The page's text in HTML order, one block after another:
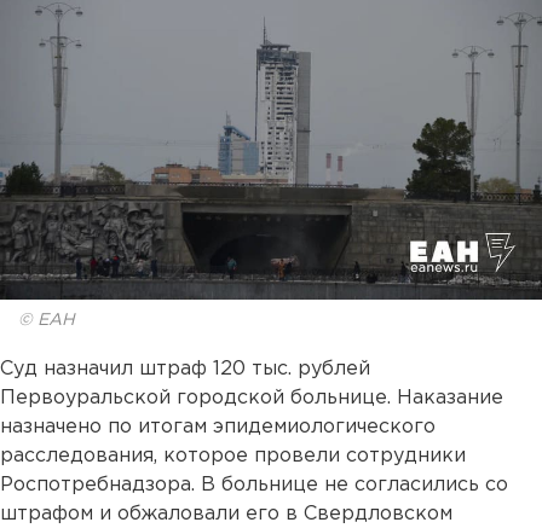
© ЕАН
Суд назначил штраф 120 тыс. рублей
Первоуральской городской больнице. Наказание
назначено по итогам эпидемиологического
расследования, которое провели сотрудники
Роспотребнадзора. В больнице не согласились со
штрафом и обжаловали его в Свердловском